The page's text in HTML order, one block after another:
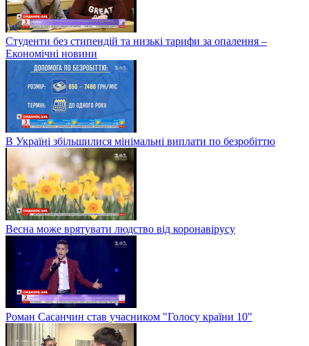
Студенти без стипендій та низькі тарифи за опалення –
Економічні новини
В Україні збільшилися мінімальні виплати по безробіттю
Весна може врятувати людство від коронавірусу
Роман Сасанчин став учасником "Голосу країни 10"